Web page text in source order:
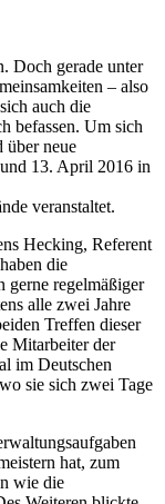
Doch gerade unter
– also
auch die
befassen. Um sich
über neue
13. April 2016 in
veranstaltet.
Hecking, Referent
die
gerne regelmäßiger
alle zwei Jahre
Treffen dieser
Mitarbeiter der
im Deutschen
sie sich zwei Tage
hat, zum
wie die